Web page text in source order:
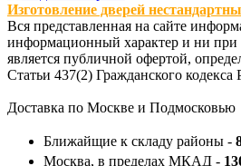
Изготовление дверей
Вся представленная на сайте
информационный характер и ни при
является публичной офертой,
Статьи 437(2) Гражданского кодекса
Доставка по Москве и Подмосковью
Ближайщие к складу районы -
Москва, в пределах МКАД -